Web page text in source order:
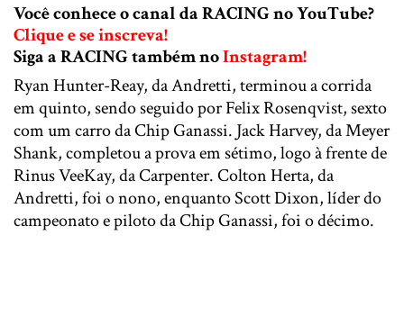
Você conhece o canal da RACING no YouTube?
Clique e se inscreva!
Siga a RACING também noInstagram!
Ryan Hunter-Reay, da Andretti, terminou a corrida
em quinto, sendo seguido por Felix Rosenqvist, sexto
com um carro da Chip Ganassi. Jack Harvey, da Meyer
Shank, completou a prova em sétimo, logo à frente de
Rinus VeeKay, da Carpenter. Colton Herta, da
Andretti, foi o nono, enquanto Scott Dixon, líder do
campeonato e piloto da Chip Ganassi, foi o décimo.